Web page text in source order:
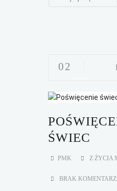
02
ŚWIEC
PMK Z ŻYCIA
BRAK